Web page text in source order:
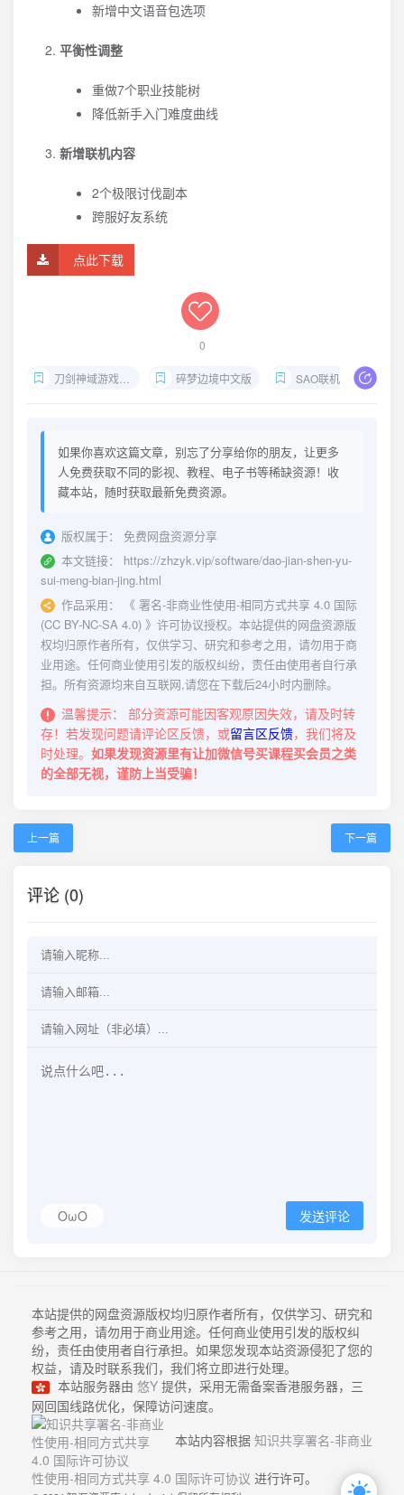
新增中文语音包选项
平衡性调整
重做7个职业技能树
降低新手入门难度曲线
新增联机内容
2个极限讨伐副本
跨服好友系统
点此下载
0
刀剑神域游戏下载 碎梦边境中文版 SAO联机共斗游戏
如果你喜欢这篇文章，别忘了分享给你的朋友，让更多
人免费获取不同的影视、教程、电子书等稀缺资源！收
藏本站，随时获取最新免费资源。
版权属于：
免费网盘资源分享
本文链接：
https://zhzyk.vip/software/dao-jian-shen-yu-
sui-meng-bian-jing.html
作品采用：
《 署名-非商业性使用-相同方式共享 4.0 国际
(CC BY-NC-SA 4.0) 》许可协议授权。本站提供的网盘资源版
权均归原作者所有，仅供学习、研究和参考之用，请勿用于商
业用途。任何商业使用引发的版权纠纷，责任由使用者自行承
担。所有资源均来自互联网,请您在下载后24小时内删除。
温馨提示：
部分资源可能因客观原因失效，请及时转
存！若发现问题请评论区反馈，或留言区反馈，我们将及
时处理。 如果发现资源里有让加微信号买课程买会员之类
的全部无视，谨防上当受骗！
上一篇 下一篇
评论 (0)
OωO 发送评论
本站提供的网盘资源版权均归原作者所有，仅供学习、研究和
参考之用，请勿用于商业用途。任何商业使用引发的版权纠
纷，责任由使用者自行承担。如果您发现本站资源侵犯了您的
权益，请及时联系我们，我们将立即进行处理。
本站服务器由 悠Y 提供，采用无需备案香港服务器，三
网回国线路优化，保障访问速度。
本站内容根据 知识共享署名-非商业
性使用-相同方式共享 4.0 国际许可协议 进行许可。